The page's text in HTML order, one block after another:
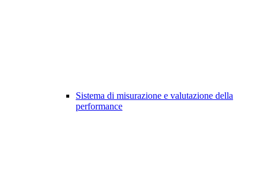
Sistema di misurazione e valutazione della
performance